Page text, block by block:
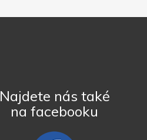
Najdete nás také
na facebooku